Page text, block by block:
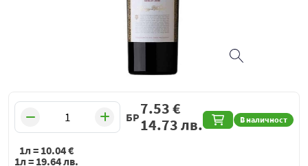
БР В наличност
7.53€
14.73лв.
1л = 10.04€
1л = 19.64лв.